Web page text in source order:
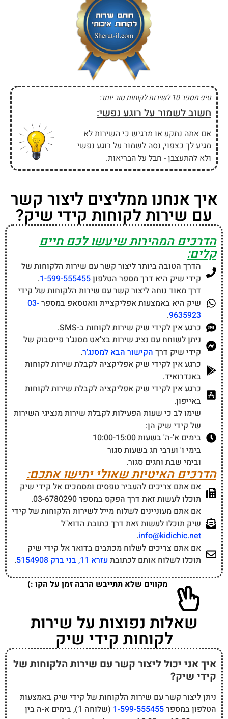
טיפ מספר 10 לשירות לקוחות טוב יותר:
חשוב לשמור על רוגע נפשי:
אם אתה נתקע או מרגיש כי השירות לא
מגיע לך כצפוי, נסה לשמור על רוגע נפשי
ולא להתעצבן - חבל על הבריאות.
איך אנחנו ממליצים ליצור קשר
עם שירות לקוחות קידי שיק?
הדרכים המהירות שיעשו לכם חיים
קלים:
הדרך הטובה ביותר ליצור קשר עם שירות הלקוחות של
קידי שיק היא דרך מספר הטלפון1-599-555455
.
דרך מאוד נוחה ליצור קשר עם שירות הלקוחות של קידי
שיק היא באמצעות אפליקציית וואטסאפ במספר03-
9635923
.
כרגע אין לקידי שיק שירות לקוחות ב-SMS.
ניתן לשוחח עם נציג שירות בצ'אט מסנג'ר פייסבוק של
קידי שיק דרך הקישור הבא למסנג'ר.
כרגע אין לקידי שיק אפליקציה לקבלת שירות לקוחות
באנדרואיד.
כרגע אין לקידי שיק אפליקציה לקבלת שירות לקוחות
באייפון.
שימו לב כי שעות הפעילות לקבלת שירות מנציגי השירות
של קידי שיק הן:
בימים א'-ה' בשעות 10:00-15:00
בימי ו' וערבי חג בשעות סגור
ובימי שבת וחגים סגור.
הדרכים האיטיות שאולי יתישו אתכם:
אם אתם צריכים להעביר טפסים ומסמכים אל קידי שיק
תוכלו לעשות זאת דרך הפקס במספר 03-6780290.
אם אתם מעוניינים לשלוח מייל לשירות הלקוחות של קידי
שיק תוכלו לעשות זאת דרך כתובת הדוא"ל
info@kidichic.net
.
אם אתם צריכים לשלוח מכתבים בדואר אל קידי שיק
תוכלו לשלוח אותם לכתובתעזרא 11, בני ברק 5154908
.
מקווים שלא תתייבש הרבה זמן על הקו :)
שאלות נפוצות על שירות
לקוחות קידי שיק
איך אני יכול ליצור קשר עם שירות הלקוחות של
קידי שיק?
ניתן ליצור קשר עם שירות הלקוחות של קידי שיק באמצעות
הטלפון במספר1-599-555455
(שלוחה 1), בימים א-ה בין